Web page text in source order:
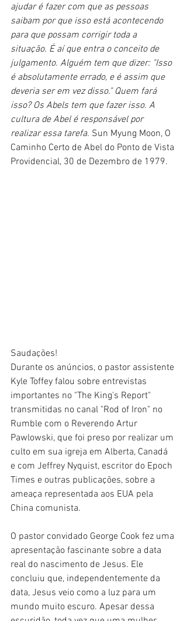
ajudar é fazer com que as pessoas
saibam por que isso está acontecendo
para que possam corrigir toda a
situação. É aí que entra o conceito de
julgamento. Alguém tem que dizer: "Isso
é absolutamente errado, e é assim que
deveria ser em vez disso." Quem fará
isso? Os Abels tem que fazer isso. A
cultura de Abel é responsável por
realizar essa tarefa. Sun Myung Moon, O
Caminho Certo de Abel do Ponto de Vista
Providencial, 30 de Dezembro de 1979.
Saudações!
Durante os anúncios, o pastor assistente
Kyle Toffey falou sobre entrevistas
importantes no "The King's Report"
transmitidas no canal "Rod of Iron" no
Rumble com o Reverendo Artur
Pawlowski, que foi preso por realizar um
culto em sua igreja em Alberta, Canadá
e com Jeffrey Nyquist, escritor do Epoch
Times e outras publicações, sobre a
ameaça representada aos EUA pela
China comunista.
O pastor convidado George Cook fez uma
apresentação fascinante sobre a data
real do nascimento de Jesus. Ele
concluiu que, independentemente da
data, Jesus veio como a luz para um
mundo muito escuro. Apesar dessa